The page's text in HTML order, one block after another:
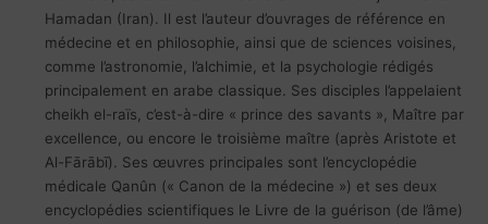
Hamadan (Iran). Il est l’auteur d’ouvrages de référence en
médecine et en philosophie, ainsi que de sciences voisines,
comme l’astronomie, l’alchimie, et la psychologie rédigés
principalement en arabe classique. Ses disciples l’appelaient
cheikh el-raïs, c’est-à-dire « prince des savants », Maître par
excellence, ou encore le troisième maître (après Aristote et
Al-Fārābī). Ses œuvres principales sont l’encyclopédie
médicale Qanûn (« Canon de la médecine ») et ses deux
encyclopédies scientifiques le Livre de la guérison (de l’âme)